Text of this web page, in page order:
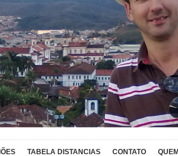
TABELA DISTANCIAS CONTATO